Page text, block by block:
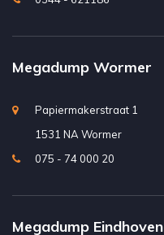
Megadump Wormer
Papiermakerstraat 1
1531 NA Wormer
075 - 74 000 20
Megadump Eindhoven